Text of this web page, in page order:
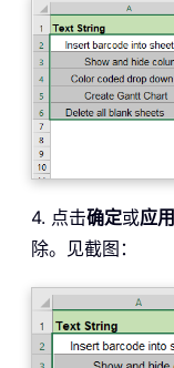
4. 点击确定或应用
除。见截图：